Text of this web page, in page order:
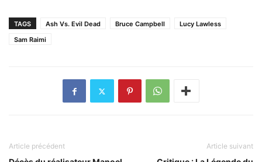
TAGS Ash Vs. Evil Dead Bruce Campbell
Lucy Lawless
Sam Raimi
Article précédent Article suivant